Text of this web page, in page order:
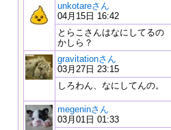
unkotareさん
04月15日 16:42
とらこさんはなにしてるの
かしら？
gravitationさん
03月27日 23:15
しろわん、なにしてんの。
megeninさん
03月01日 01:33